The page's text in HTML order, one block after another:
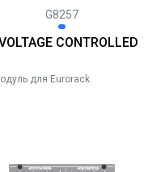
G8257
CONTROLLED
для Eurorack